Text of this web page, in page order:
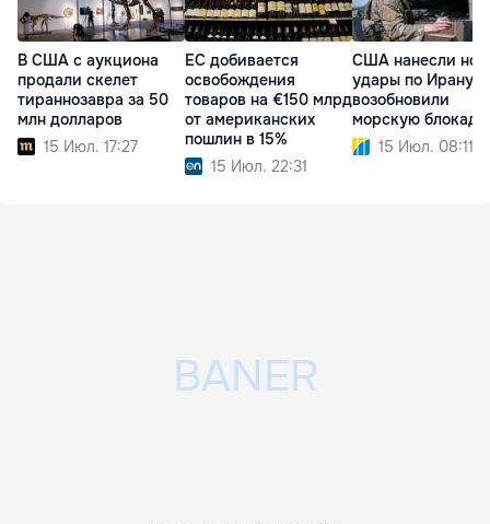
В США с аукциона
продали скелет
тираннозавра за 50
млн долларов
15 Июл. 17:27
ЕС добивается
освобождения
товаров на €150 млрд
от американских
пошлин в 15%
15 Июл. 22:31
США нанесли
удары по Ирану и
возобновили
морскую блокаду
15 Июл. 08:11